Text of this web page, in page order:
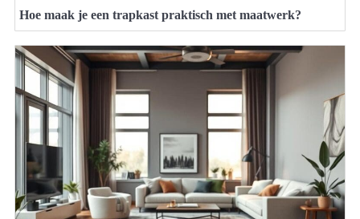
Hoe maak je een trapkast praktisch met maatwerk?